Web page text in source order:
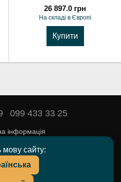
мову сайту:
26 897.0 грн
На складі в Європі
Купити
099 433 33 25
інформація
сайту
для тваринництва.